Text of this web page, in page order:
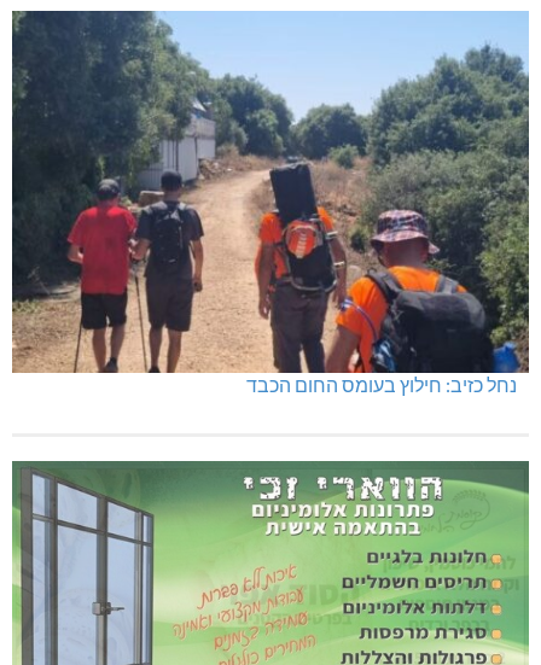
בדיקות פוליגרף – מתי כדאי לבדוק את העובדות ולא להסתפק
בהשערות?
נחל כזיב: חילוץ בעומס החום הכבד